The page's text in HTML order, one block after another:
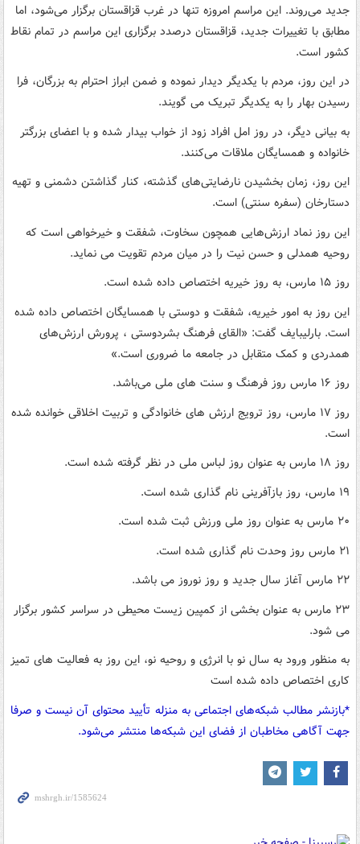
جدید می‌روند. این مراسم امروزه تنها در غرب قزاقستان برگزار می‌شود، اما
مطابق با تغییرات جدید، قزاقستان درصدد برگزاری این مراسم در تمام نقاط
کشور است.
در این روز، مردم با یکدیگر دیدار نموده و ضمن ابراز احترام به بزرگان، فرا
رسیدن بهار را به یکدیگر تبریک می گویند.
به بیانی دیگر، در روز امل افراد زود از خواب بیدار شده و با اعضای بزرگتر
خانواده و همسایگان ملاقات می‌کنند.
این روز، زمان بخشیدن نارضایتی‌های گذشته، کنار گذاشتن دشمنی و تهیه
دستارخان (سفره سنتی) است.
این روز نماد ارزش‌هایی همچون سخاوت، شفقت و خیرخواهی است که
روحیه همدلی و حسن نیت را در میان مردم تقویت می نماید.
روز ۱۵ مارس، به روز خیریه اختصاص داده شده است.
این روز به امور خیریه، شفقت و دوستی با همسایگان اختصاص داده شده
است. بارلیبایف گفت: «القای فرهنگ بشردوستی ، پرورش ارزش‌های
همدردی و کمک متقابل در جامعه ما ضروری است.»
روز ۱۶ مارس روز فرهنگ و سنت های ملی می‌باشد.
روز ۱۷ مارس، روز ترویج ارزش های خانوادگی و تربیت اخلاقی خوانده شده
است.
روز ۱۸ مارس به عنوان روز لباس ملی در نظر گرفته شده است.
۱۹ مارس، روز بازآفرینی نام گذاری شده است.
۲۰ مارس به عنوان روز ملی ورزش ثبت شده است.
۲۱ مارس روز وحدت نام گذاری شده است.
۲۲ مارس آغاز سال جدید و روز نوروز می باشد.
۲۳ مارس به عنوان بخشی از کمپین زیست محیطی در سراسر کشور برگزار
می شود.
به منظور ورود به سال نو با انرژی و روحیه نو، این روز به فعالیت های تمیز
کاری اختصاص داده شده است
*بازنشر مطالب شبکه‌های اجتماعی به منزله تأیید محتوای آن نیست و صرفا
جهت آگاهی مخاطبان از فضای این شبکه‌ها منتشر می‌شود.